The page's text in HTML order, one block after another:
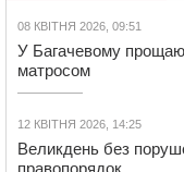
08 КВІТНЯ 2026, 09:51
У Багачевому
матросом
12 КВІТНЯ 2026, 14:25
Великдень без